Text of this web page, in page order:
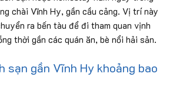
chài Vĩnh Hy, gần cầu cảng. Vị trí này
ra bến tàu để đi tham quan vịnh
thời gần các quán ăn, bè nổi hải sản.
sạn gần Vĩnh Hy khoảng bao